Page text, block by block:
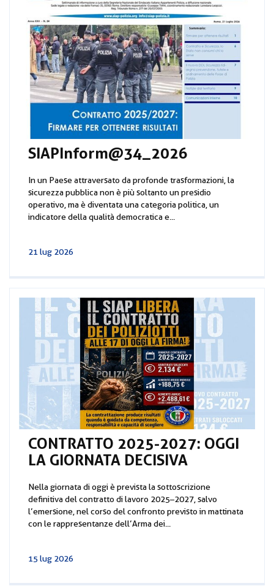
SIAPInform@34_2026
In un Paese attraversato da profonde trasformazioni, la
sicurezza pubblica non è più soltanto un presidio
operativo, ma è diventata una categoria politica, un
indicatore della qualità democratica e...
21 lug 2026
CONTRATTO 2025-2027: OGGI
LA GIORNATA DECISIVA
Nella giornata di oggi è prevista la sottoscrizione
definitiva del contratto di lavoro 2025–2027, salvo
l’emersione, nel corso del confronto previsto in mattinata
con le rappresentanze dell’Arma dei...
15 lug 2026